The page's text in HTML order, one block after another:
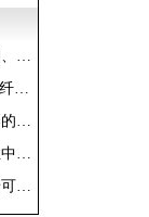
综述：癌症中的泛素化：机制、信号网络及潜在的治疗机会
海马CA3连接组学揭示了苔藓纤维输入梯度及对锥体细胞的选择性前馈抑制
去甲肾上腺素与多巴胺传感器的交叉反应取决于局部神经支配密度
综述：免疫细胞在肿瘤和炎症中的迁移：分子机制与治疗靶点
《自然衰老》：一种普通的糖可以帮助癌细胞挣脱并扩散